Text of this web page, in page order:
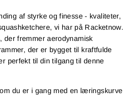
af styrke og finesse - kvaliteter,
vi har på Racketnow.
der fremmer aerodynamisk
der er bygget til kraftfulde
perfekt til din tilgang til denne
du er i gang med en læringskurve